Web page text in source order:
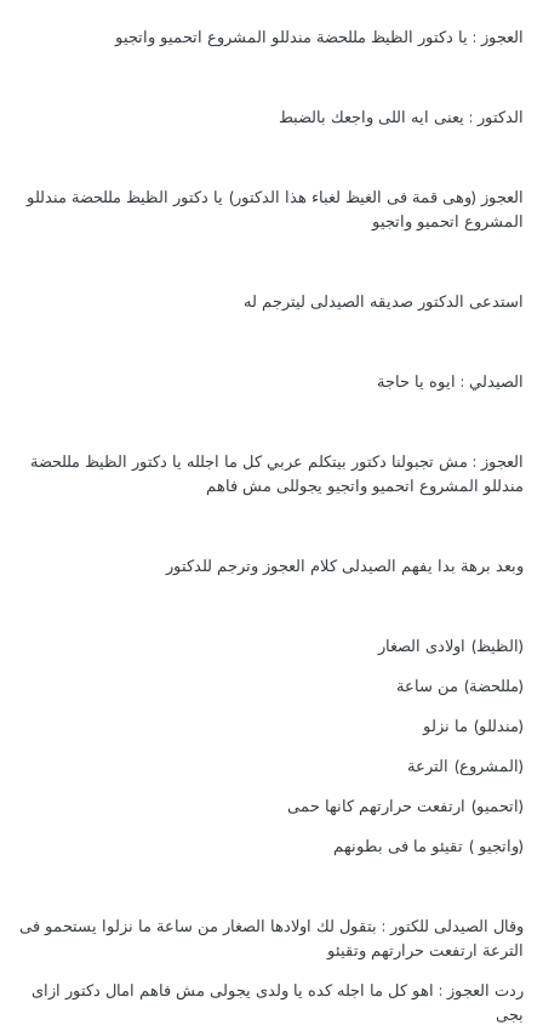
العجوز : يا دكتور الظيظ مللحضة مندللو المشروع اتحميو واتجيو
الدكتور : يعنى ايه اللى واجعك بالضبط
العجوز (وهى قمة فى الغيظ لغباء هذا الدكتور) يا دكتور الظيظ مللحضة مندللو
المشروع اتحميو واتجيو
استدعى الدكتور صديقه الصيدلى ليترجم له
الصيدلي : ايوه يا حاجة
العجوز : مش تجبولنا دكتور بيتكلم عربي كل ما اجلله يا دكتور الظيظ مللحضة
مندللو المشروع اتحميو واتجيو يجوللى مش فاهم
وبعد برهة بدا يفهم الصيدلى كلام العجوز وترجم للدكتور
(الظيظ) اولادى الصغار
(مللحضة) من ساعة
(مندللو) ما نزلو
(المشروع) الترعة
(اتحميو) ارتفعت حرارتهم كانها حمى
(واتجيو ) تقيئو ما فى بطونهم
وقال الصيدلى للكتور : بتقول لك اولادها الصغار من ساعة ما نزلوا يستحمو فى
الترعة ارتفعت حرارتهم وتقيئو
ردت العجوز : اهو كل ما اجله كده يا ولدى يجولى مش فاهم امال دكتور ازاى
بجى